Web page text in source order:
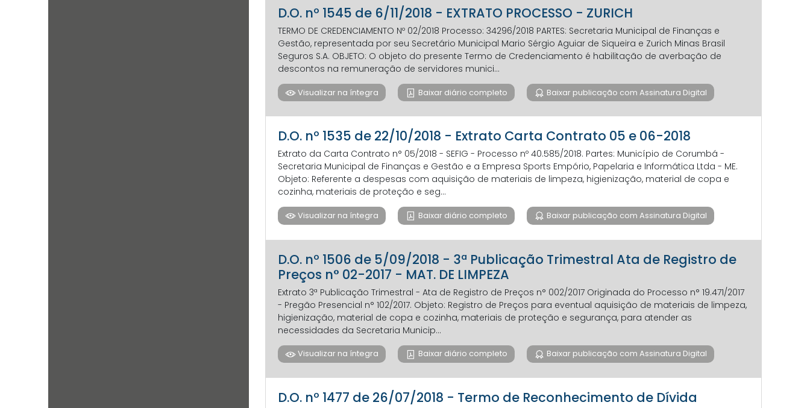
D.O. nº 1545 de 6/11/2018 - EXTRATO PROCESSO - ZURICH
TERMO DE CREDENCIAMENTO Nº 02/2018 Processo: 34296/2018 PARTES: Secretaria Municipal de Finanças e
Gestão, representada por seu Secretário Municipal Mario Sérgio Aguiar de Siqueira e Zurich Minas Brasil
Seguros S.A. OBJETO: O objeto do presente Termo de Credenciamento é habilitação de averbação de
descontos na remuneração de servidores munici...
Visualizar na íntegra Baixar diário completo Baixar publicação com Assinatura Digital
D.O. nº 1535 de 22/10/2018 - Extrato Carta Contrato 05 e 06-2018
Extrato da Carta Contrato n° 05/2018 - SEFIG - Processo nº 40.585/2018. Partes: Município de Corumbá -
Secretaria Municipal de Finanças e Gestão e a Empresa Sports Empório, Papelaria e Informática Ltda - ME.
Objeto: Referente a despesas com aquisição de materiais de limpeza, higienização, material de copa e
cozinha, materiais de proteção e seg...
Visualizar na íntegra Baixar diário completo Baixar publicação com Assinatura Digital
D.O. nº 1506 de 5/09/2018 - 3ª Publicação Trimestral Ata de Registro de
Preços n° 02-2017 - MAT. DE LIMPEZA
Extrato 3ª Publicação Trimestral - Ata de Registro de Preços n° 002/2017 Originada do Processo n° 19.471/2017
- Pregão Presencial n° 102/2017. Objeto: Registro de Preços para eventual aquisição de materiais de limpeza,
higienização, material de copa e cozinha, materiais de proteção e segurança, para atender as
necessidades da Secretaria Municip...
Visualizar na íntegra Baixar diário completo Baixar publicação com Assinatura Digital
D.O. nº 1477 de 26/07/2018 - Termo de Reconhecimento de Dívida